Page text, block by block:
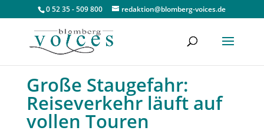
0 52 35 - 509 800 redaktion@blomberg-voices.de
Große Staugefahr:
Reiseverkehr läuft auf
vollen Touren